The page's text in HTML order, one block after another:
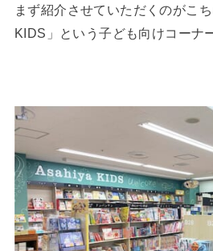
まず紹介させていただくのがこ
KIDS」という子ども向けコーナ